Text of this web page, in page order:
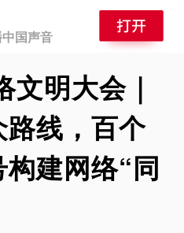
国声音
明大会｜
线，百个
建网络“同